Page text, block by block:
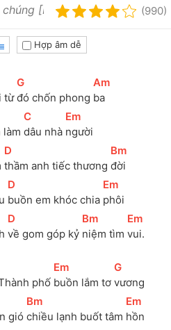
[B7]m (990)
Hợp âm dễ
từ
[
G
đó chốn phong
[
Am
ba
làm
[
C
dâu nhà
[Em
người
[D
thầm anh tiếc thương
[Bm
đời
[D
buồn em khóc chia
[Em
phôi
[D
về gom góp kỷ
[Bm
niệm tìm
[Em
vui.
phố
[Em
buồn lắm tơ
[
G
vương
gió
[Bm
chiều lạnh buốt tâm
[Em
hồn